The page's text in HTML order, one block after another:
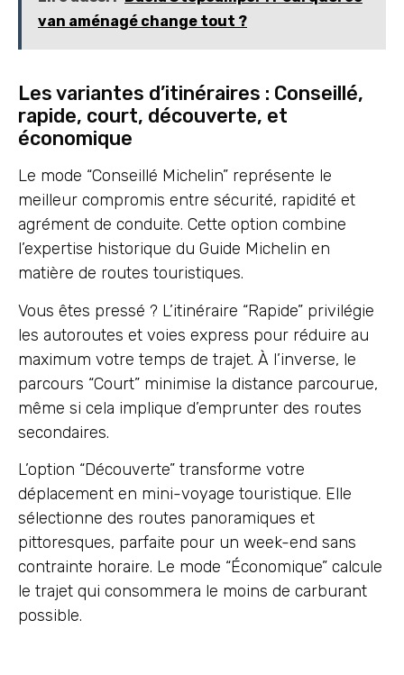
van aménagé change tout ?
Les variantes d’itinéraires : Conseillé,
rapide, court, découverte, et
économique
Le mode “Conseillé Michelin” représente le
meilleur compromis entre sécurité, rapidité et
agrément de conduite. Cette option combine
l’expertise historique du Guide Michelin en
matière de routes touristiques.
Vous êtes pressé ? L’itinéraire “Rapide” privilégie
les autoroutes et voies express pour réduire au
maximum votre temps de trajet. À l’inverse, le
parcours “Court” minimise la distance parcourue,
même si cela implique d’emprunter des routes
secondaires.
L’option “Découverte” transforme votre
déplacement en mini-voyage touristique. Elle
sélectionne des routes panoramiques et
pittoresques, parfaite pour un week-end sans
contrainte horaire. Le mode “Économique” calcule
le trajet qui consommera le moins de carburant
possible.